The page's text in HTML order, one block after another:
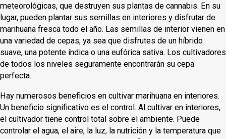
meteorológicas, que destruyen sus plantas de cannabis. En su
lugar, pueden plantar sus semillas en interiores y disfrutar de
marihuana fresca todo el año. Las semillas de interior vienen en
una variedad de cepas, ya sea que disfrutes de un híbrido
suave, una potente índica o una eufórica sativa. Los cultivadores
de todos los niveles seguramente encontrarán su cepa
perfecta.
Hay numerosos beneficios en cultivar marihuana en interiores.
Un beneficio significativo es el control. Al cultivar en interiores,
el cultivador tiene control total sobre el ambiente. Puede
controlar el agua, el aire, la luz, la nutrición y la temperatura que